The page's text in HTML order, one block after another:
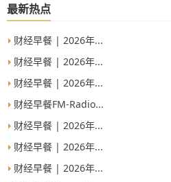
最新热点
财经早餐 | 2026年...
财经早餐 | 2026年...
财经早餐 | 2026年...
财经早餐FM-Radio...
财经早餐 | 2026年...
财经早餐 | 2026年...
财经早餐 | 2026年...